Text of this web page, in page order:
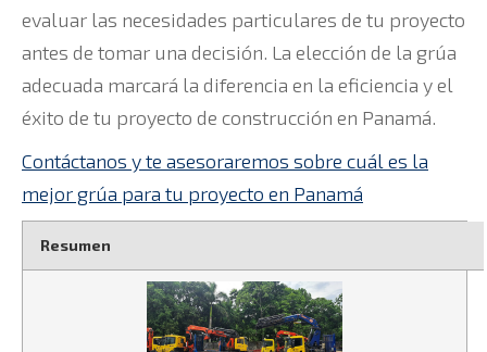
evaluar las necesidades particulares de tu proyecto
antes de tomar una decisión. La elección de la grúa
adecuada marcará la diferencia en la eficiencia y el
éxito de tu proyecto de construcción en Panamá.
Contáctanos y te asesoraremos sobre cuál es la
mejor grúa para tu proyecto en Panamá
Resumen